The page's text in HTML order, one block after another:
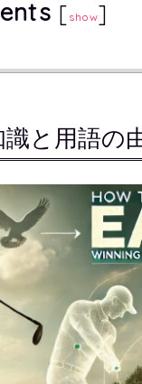
[ show]
と用語の